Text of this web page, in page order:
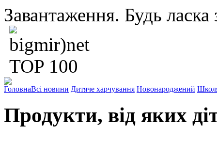
Завантаження. Будь ласка
ГоловнаВсі новини Дитяче харчування Новонароджений
Продукти, від яких